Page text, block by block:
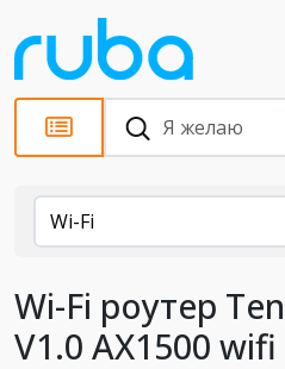
Каталог
Wi-Fi
Wi-Fi роутер
V1.0 AX1500